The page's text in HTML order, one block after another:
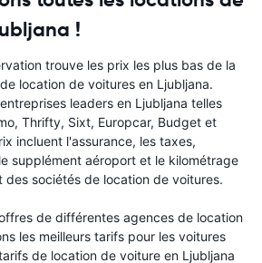
!
trouve les prix les plus bas de la
location de voitures en Ljubljana.
leaders en Ljubljana telles
Thrifty, Sixt, Europcar, Budget et
incluent l'assurance, les taxes,
supplément aéroport et le kilométrage
des sociétés de location de voitures.
de différentes agences de location
les meilleurs tarifs pour les voitures
de location de voiture en Ljubljana